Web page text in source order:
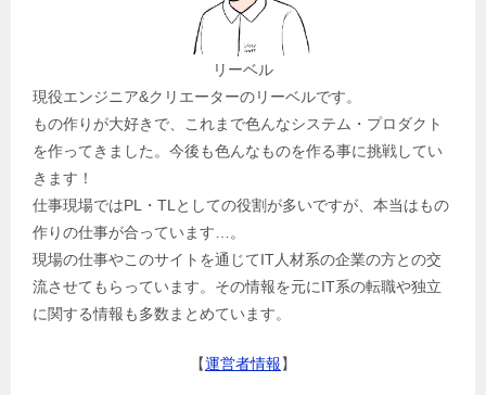
リーベル
現役エンジニア&クリエーターのリーベルです。
もの作りが大好きで、これまで色んなシステム・プロダクト
を作ってきました。今後も色んなものを作る事に挑戦してい
きます！
仕事現場ではPL・TLとしての役割が多いですが、本当はもの
作りの仕事が合っています…。
現場の仕事やこのサイトを通じてIT人材系の企業の方との交
流させてもらっています。その情報を元にIT系の転職や独立
に関する情報も多数まとめています。
【運営者情報】